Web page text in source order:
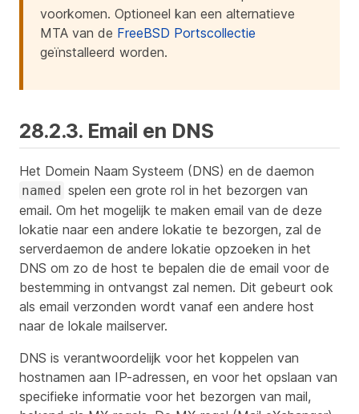
voorkomen. Optioneel kan een alternatieve
MTA van de FreeBSD Portscollectie
geïnstalleerd worden.
28.2.3. Email en DNS
Het Domein Naam Systeem (DNS) en de daemon
named spelen een grote rol in het bezorgen van
email. Om het mogelijk te maken email van de deze
lokatie naar een andere lokatie te bezorgen, zal de
serverdaemon de andere lokatie opzoeken in het
DNS om zo de host te bepalen die de email voor de
bestemming in ontvangst zal nemen. Dit gebeurt ook
als email verzonden wordt vanaf een andere host
naar de lokale mailserver.
DNS is verantwoordelijk voor het koppelen van
hostnamen aan IP-adressen, en voor het opslaan van
specifieke informatie voor het bezorgen van mail,